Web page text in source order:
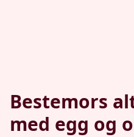
Bestemors
med egg og